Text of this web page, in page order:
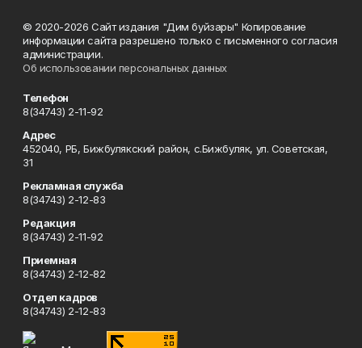
© 2020-2026 Сайт издания "Дим буйзары" Копирование
информации сайта разрешено только с письменного согласия
администрации.
Об использовании персональных данных
Телефон
8(34743) 2-11-92
Адрес
452040, РБ, Бижбулякский район, с.Бижбуляк, ул. Советская,
31
Рекламная служба
8(34743) 2-12-83
Редакция
8(34743) 2-11-92
Приемная
8(34743) 2-12-82
Отдел кадров
8(34743) 2-12-83